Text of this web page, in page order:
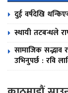
दुई वर्षदेखि
स्थायी तटबन्धले
सामाजिक सद्भाव
उभिनुपर्छ : रवि